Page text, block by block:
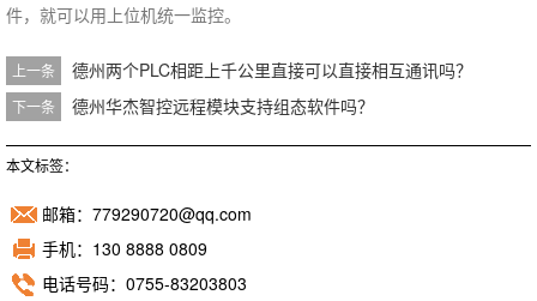
件，就可以用上位机统一监控。
上一条 德州两个PLC相距上千公里直接可以直接相互通讯吗？
下一条 德州华杰智控远程模块支持组态软件吗？
本文标签：
邮箱：779290720@qq.com
手机：130 8888 0809
电话号码：0755-83203803